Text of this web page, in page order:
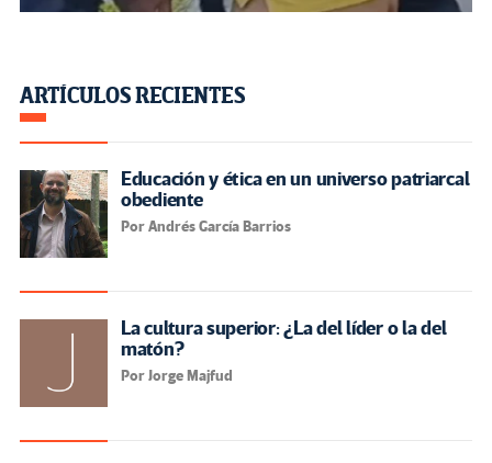
ARTÍCULOS RECIENTES
Educación y ética en un universo patriarcal
obediente
Por Andrés García Barrios
La cultura superior: ¿La del líder o la del
matón?
Por Jorge Majfud